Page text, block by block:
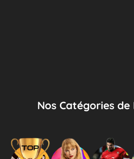
Nos Catégories de